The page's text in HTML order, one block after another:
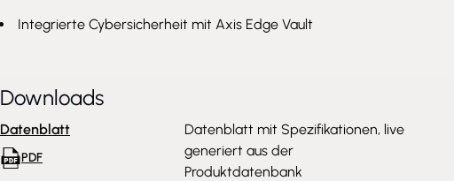
Integrierte Cybersicherheit mit Axis Edge Vault
Downloads
Datenblatt
PDF
Datenblatt mit Spezifikationen, live
generiert aus der
Produktdatenbank